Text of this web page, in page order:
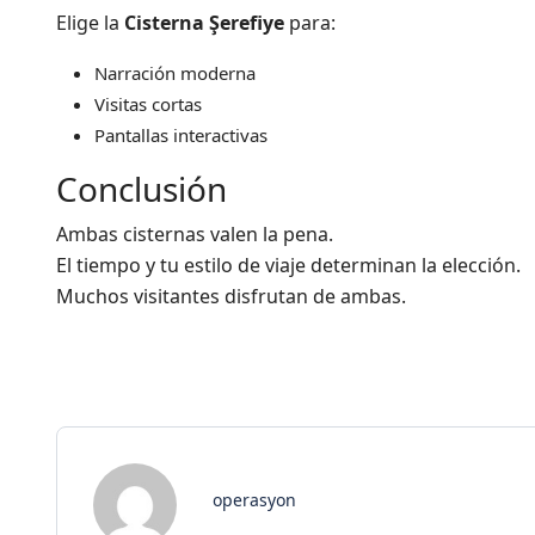
Elige la Cisterna Şerefiye para:
Narración moderna
Visitas cortas
Pantallas interactivas
Conclusión
Ambas cisternas valen la pena.
El tiempo y tu estilo de viaje determinan la elección.
Muchos visitantes disfrutan de ambas.
operasyon